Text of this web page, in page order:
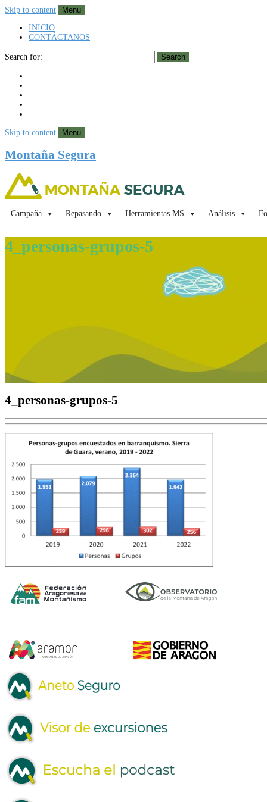
Skip to content
Menu
INICIO
CONTÁCTANOS
Search for: Search
Skip to content Menu
Montaña Segura
Campaña Repasando Herramientas MS Análisis
4_personas-grupos-5
4_personas-grupos-5